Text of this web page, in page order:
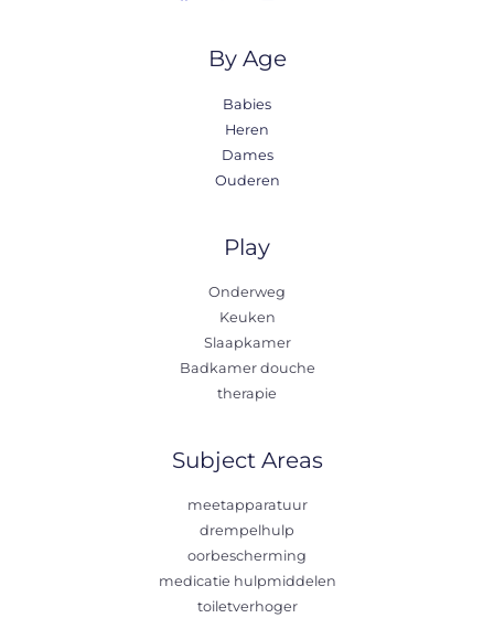
By Age
Babies
Heren
Dames
Ouderen
Play
Onderweg
Keuken
Slaapkamer
Badkamer douche
therapie
Subject Areas
meetapparatuur
drempelhulp
oorbescherming
medicatie hulpmiddelen
toiletverhoger